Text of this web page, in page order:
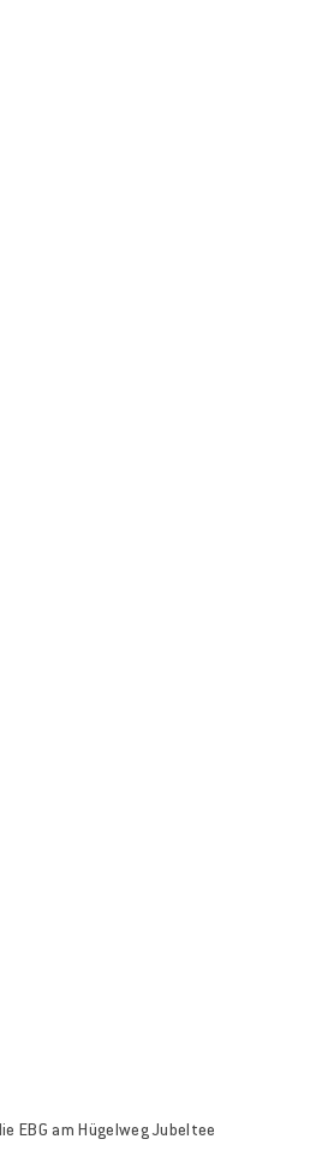
EBG am Hügelweg Jubeltee